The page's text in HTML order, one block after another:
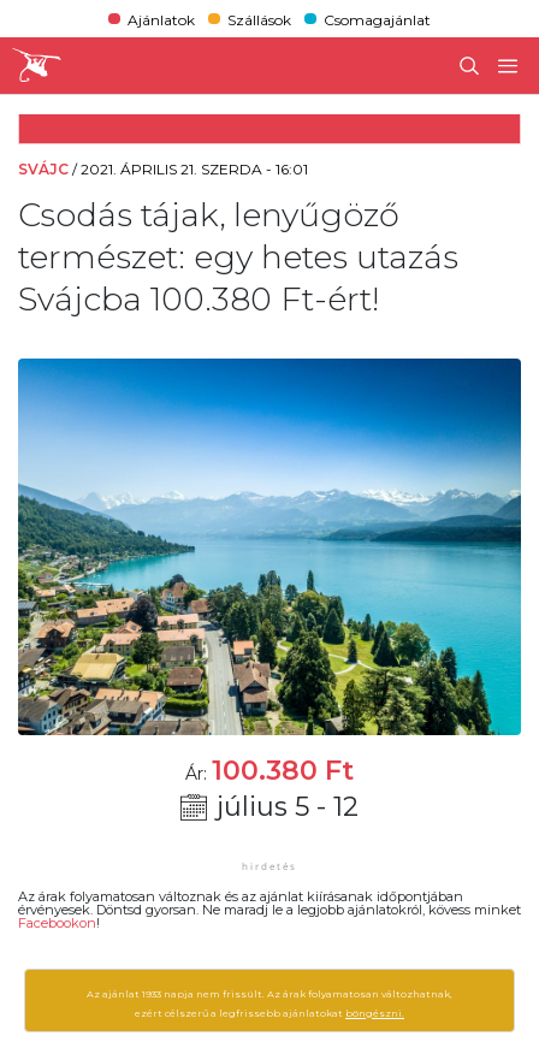
Ajánlatok Szállások Csomagajánlat
SVÁJC /2021. ÁPRILIS 21. SZERDA - 16:01
Csodás tájak, lenyűgöző
természet: egy hetes utazás
Svájcba 100.380 Ft-ért!
Ár: 100.380 Ft
július 5 - 12
Az árak folyamatosan változnak és az ajánlat kiírásanak időpontjában
érvényesek. Döntsd gyorsan. Ne maradj le a legjobb ajánlatokról, kövess minket
Facebookon!
Az ajánlat 1933 napja nem frissült. Az árak folyamatosan változhatnak,
ezért célszerű a legfrissebb ajánlatokat böngészni.